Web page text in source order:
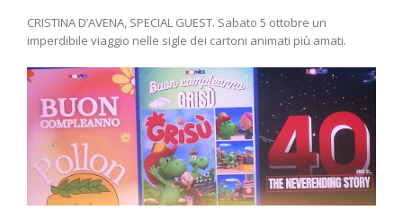
CRISTINA D’AVENA, SPECIAL GUEST. Sabato 5 ottobre un
imperdibile viaggio nelle sigle dei cartoni animati più amati.